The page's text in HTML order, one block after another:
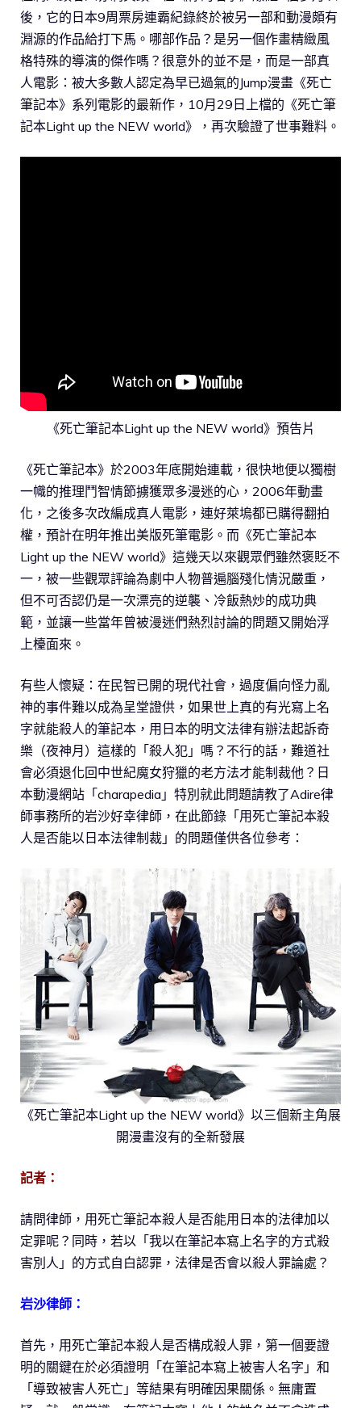
後，它的日本9周票房連霸紀錄終於被另一部和動漫頗有
淵源的作品給打下馬。哪部作品？是另一個作畫精緻風
格特殊的導演的傑作嗎？很意外的並不是，而是一部真
人電影：被大多數人認定為早已過氣的Jump漫畫《死亡
筆記本》系列電影的最新作，10月29日上檔的《死亡筆
記本Light up the NEW world》，再次驗證了世事難料。
《死亡筆記本Light up the NEW world》預告片
《死亡筆記本》於2003年底開始連載，很快地便以獨樹
一幟的推理鬥智情節擄獲眾多漫迷的心，2006年動畫
化，之後多次改編成真人電影，連好萊塢都已購得翻拍
權，預計在明年推出美版死筆電影。而《死亡筆記本
Light up the NEW world》這幾天以來觀眾們雖然褒貶不
一，被一些觀眾評論為劇中人物普遍腦殘化情況嚴重，
但不可否認仍是一次漂亮的逆襲、冷飯熱炒的成功典
範，並讓一些當年曾被漫迷們熱烈討論的問題又開始浮
上檯面來。
有些人懷疑：在民智已開的現代社會，過度偏向怪力亂
神的事件難以成為呈堂證供，如果世上真的有光寫上名
字就能殺人的筆記本，用日本的明文法律有辦法起訴奇
樂（夜神月）這樣的「殺人犯」嗎？不行的話，難道社
會必須退化回中世紀魔女狩獵的老方法才能制裁他？日
本動漫網站「charapedia」特別就此問題請教了Adire律
師事務所的岩沙好幸律師，在此節錄「用死亡筆記本殺
人是否能以日本法律制裁」的問題僅供各位參考：
《死亡筆記本Light up the NEW world》以三個新主角展
開漫畫沒有的全新發展
記者：
請問律師，用死亡筆記本殺人是否能用日本的法律加以
定罪呢？同時，若以「我以在筆記本寫上名字的方式殺
害別人」的方式自白認罪，法律是否會以殺人罪論處？
岩沙律師：
首先，用死亡筆記本殺人是否構成殺人罪，第一個要證
明的關鍵在於必須證明「在筆記本寫上被害人名字」和
「導致被害人死亡」等結果有明確因果關係。無庸置